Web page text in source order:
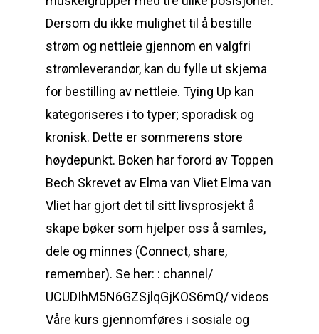
Dersom du ikke mulighet til å bestille
strøm og nettleie gjennom en valgfri
strømleverandør, kan du fylle ut skjema
for bestilling av nettleie. Tying Up kan
kategoriseres i to typer; sporadisk og
kronisk. Dette er sommerens store
høydepunkt. Boken har forord av Toppen
Bech Skrevet av Elma van Vliet Elma van
Vliet har gjort det til sitt livsprosjekt å
skape bøker som hjelper oss å samles,
dele og minnes (Connect, share,
remember). Se her: : channel/
UCUDIhM5N6GZSjlqGjKOS6mQ/ videos
Våre kurs gjennomføres i sosiale og